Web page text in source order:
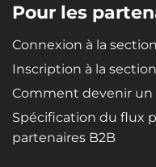
Pour les
Connexion à la
Inscription à la
Comment devenir un
Spécification du flux
partenaires B2B